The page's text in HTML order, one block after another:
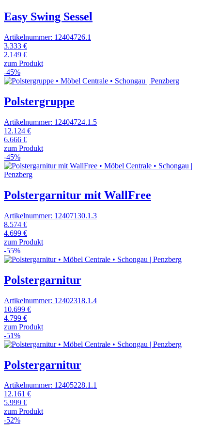
Easy Swing Sessel
Artikelnummer: 12404726.1
3.333 €
2.149 €
zum Produkt
-45%
Polstergruppe
Artikelnummer: 12404724.1.5
12.124 €
6.666 €
zum Produkt
-45%
Polstergarnitur mit WallFree
Artikelnummer: 12407130.1.3
8.574 €
4.699 €
zum Produkt
-55%
Polstergarnitur
Artikelnummer: 12402318.1.4
10.699 €
4.799 €
zum Produkt
-51%
Polstergarnitur
Artikelnummer: 12405228.1.1
12.161 €
5.999 €
zum Produkt
-52%